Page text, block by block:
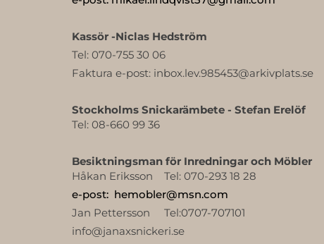
Kassör -Niclas Hedström
Tel: 070-755 30 06
Faktura e-post: inbox.lev.985453@arkivplats.se
Stockholms Snickarämbete - Stefan Erelöf
Tel: 08-660 99 36
Besiktningsman för Inredningar och Möbler
Håkan Eriksson Tel: 070-293 18 28
e-post: hemobler@msn.com
Jan Pettersson Tel:0707-707101
info@janaxsnickeri.se